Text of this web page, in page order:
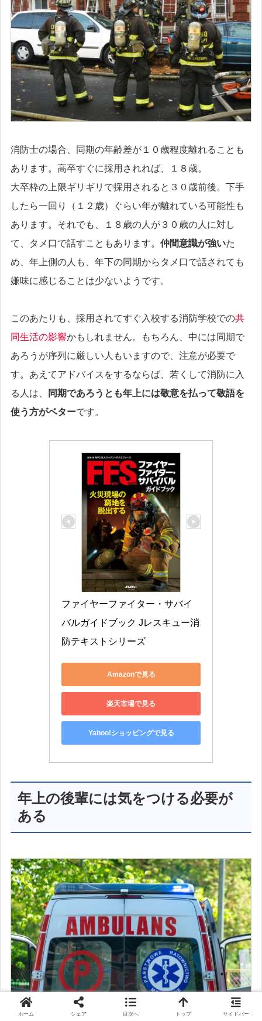
消防士の場合、同期の年齢差が１０歳程度離れることも
あります。高卒すぐに採用されれば、１８歳。
大卒枠の上限ギリギリで採用されると３０歳前後。下手
したら一回り（１２歳）ぐらい年が離れている可能性も
あります。それでも、１８歳の人が３０歳の人に対し
て、タメ口で話すこともあります。仲間意識が強いた
め、年上側の人も、年下の同期からタメ口で話されても
嫌味に感じることは少ないようです。
このあたりも、採用されてすぐ入校する消防学校での共
同生活の影響かもしれません。もちろん、中には同期で
あろうが序列に厳しい人もいますので、注意が必要で
す。あえてアドバイスをするならば、若くして消防に入
る人は、
同期であろうとも年上には敬意を払って敬語を
使う方がベターです。
ファイヤーファイター・サバイ
バルガイドブック Jレスキュー消
防テキストシリーズ
Amazonで見る
楽天市場で見る
Yahoo!ショッピングで見る
年上の後輩には気をつける必要が
ある
ホーム シェア 目次へ トップ サイドバー